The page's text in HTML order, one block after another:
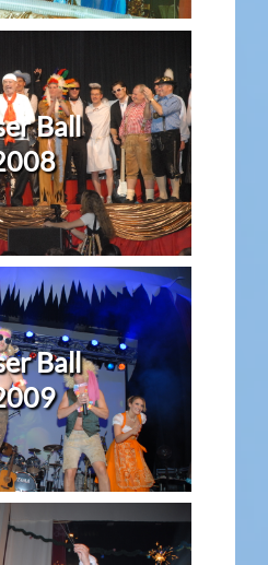
Ball
Ball